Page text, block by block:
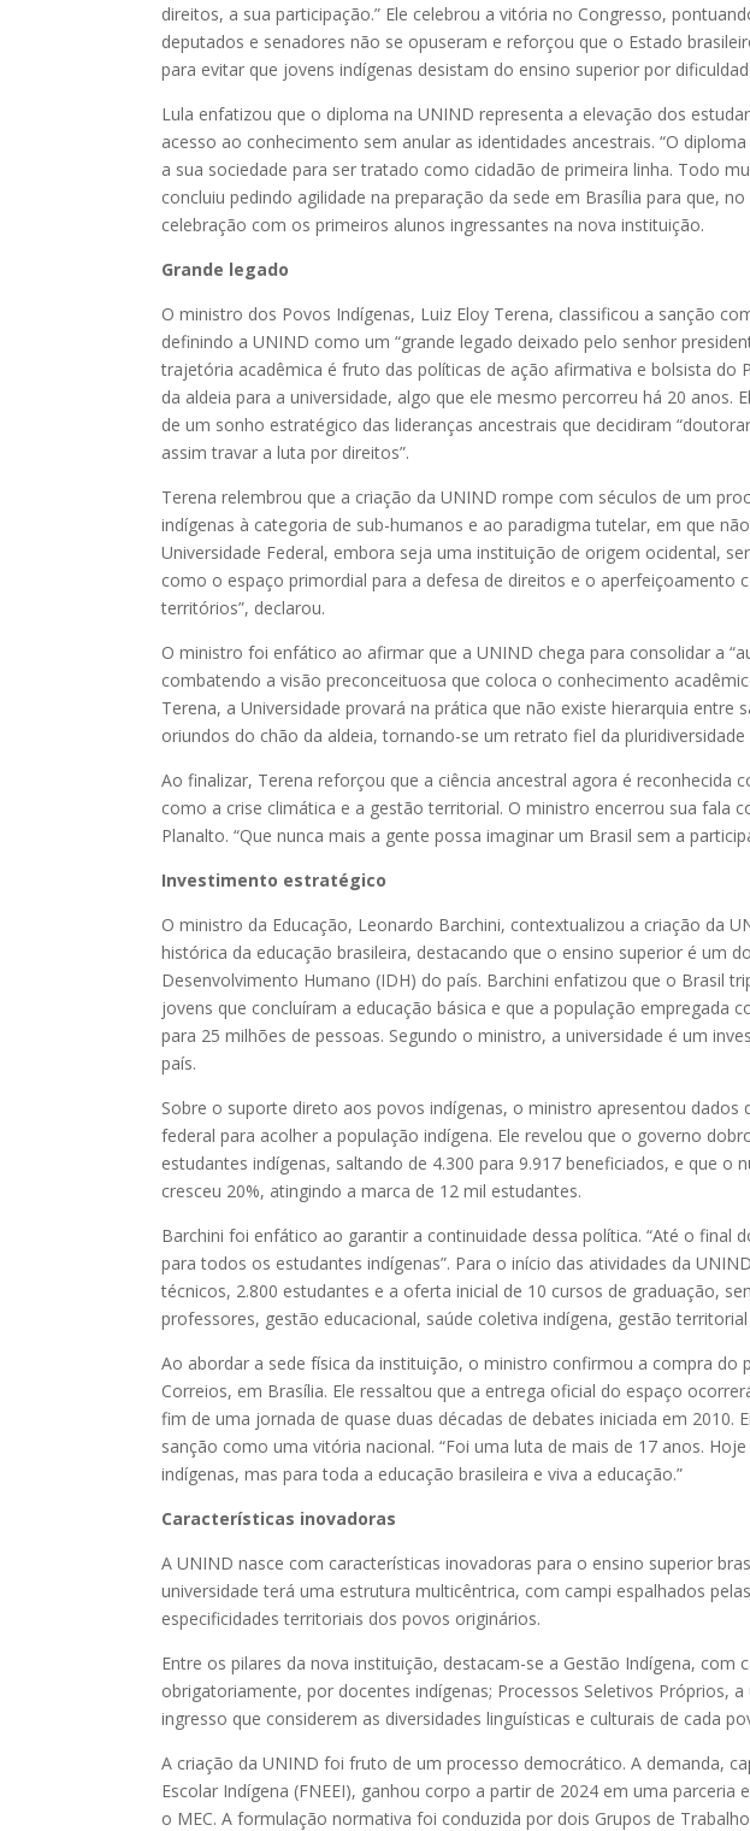
direitos, a sua participação.” Ele celebrou a vitória no Congresso,
deputados e senadores não se opuseram e reforçou que o Estado
para evitar que jovens indígenas desistam do ensino superior por
Lula enfatizou que o diploma na UNIND representa a elevação dos
acesso ao conhecimento sem anular as identidades ancestrais. “O
a sua sociedade para ser tratado como cidadão de primeira linha. Todo
concluiu pedindo agilidade na preparação da sede em Brasília para que,
celebração com os primeiros alunos ingressantes na nova instituição.
Grande legado
O ministro dos Povos Indígenas, Luiz Eloy Terena, classificou a sanção
definindo a UNIND como um “grande legado deixado pelo senhor
trajetória acadêmica é fruto das políticas de ação afirmativa e bolsista do
da aldeia para a universidade, algo que ele mesmo percorreu há 20 anos.
de um sonho estratégico das lideranças ancestrais que decidiram
assim travar a luta por direitos”.
Terena relembrou que a criação da UNIND rompe com séculos de um
indígenas à categoria de sub-humanos e ao paradigma tutelar, em que
Universidade Federal, embora seja uma instituição de origem ocidental,
como o espaço primordial para a defesa de direitos e o aperfeiçoamento
territórios”, declarou.
O ministro foi enfático ao afirmar que a UNIND chega para consolidar a
combatendo a visão preconceituosa que coloca o conhecimento
Terena, a Universidade provará na prática que não existe hierarquia entre
oriundos do chão da aldeia, tornando-se um retrato fiel da pluridiversidade
Ao finalizar, Terena reforçou que a ciência ancestral agora é reconhecida
como a crise climática e a gestão territorial. O ministro encerrou sua fala
Planalto. “Que nunca mais a gente possa imaginar um Brasil sem a
Investimento estratégico
O ministro da Educação, Leonardo Barchini, contextualizou a criação da
histórica da educação brasileira, destacando que o ensino superior é um
Desenvolvimento Humano (IDH) do país. Barchini enfatizou que o Brasil
jovens que concluíram a educação básica e que a população empregada
para 25 milhões de pessoas. Segundo o ministro, a universidade é um
país.
Sobre o suporte direto aos povos indígenas, o ministro apresentou
federal para acolher a população indígena. Ele revelou que o governo
estudantes indígenas, saltando de 4.300 para 9.917 beneficiados, e que o
cresceu 20%, atingindo a marca de 12 mil estudantes.
Barchini foi enfático ao garantir a continuidade dessa política. “Até o final
para todos os estudantes indígenas”. Para o início das atividades da
técnicos, 2.800 estudantes e a oferta inicial de 10 cursos de graduação,
professores, gestão educacional, saúde coletiva indígena, gestão
Ao abordar a sede física da instituição, o ministro confirmou a compra do
Correios, em Brasília. Ele ressaltou que a entrega oficial do espaço
fim de uma jornada de quase duas décadas de debates iniciada em 2010.
sanção como uma vitória nacional. “Foi uma luta de mais de 17 anos.
indígenas, mas para toda a educação brasileira e viva a educação.”
Características inovadoras
A UNIND nasce com características inovadoras para o ensino superior
universidade terá uma estrutura multicêntrica, com campi espalhados
especificidades territoriais dos povos originários.
Entre os pilares da nova instituição, destacam-se a Gestão Indígena, com
obrigatoriamente, por docentes indígenas; Processos Seletivos Próprios,
ingresso que considerem as diversidades linguísticas e culturais de cada
A criação da UNIND foi fruto de um processo democrático. A demanda,
Escolar Indígena (FNEEI), ganhou corpo a partir de 2024 em uma
o MEC. A formulação normativa foi conduzida por dois Grupos de